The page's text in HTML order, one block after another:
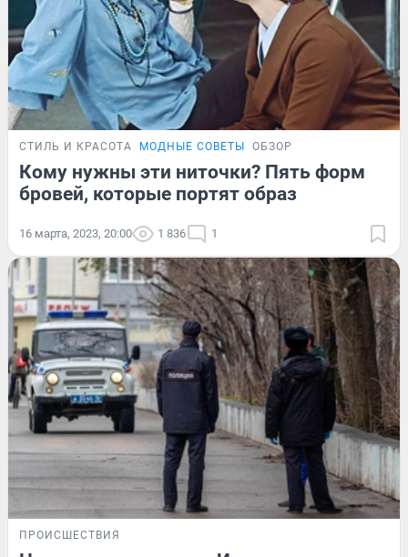
СТИЛЬ И КРАСОТА МОДНЫЕ СОВЕТЫ ОБЗОР
Кому нужны эти ниточки? Пять форм
бровей, которые портят образ
16 марта, 2023, 20:00 1 836 1
ПРОИСШЕСТВИЯ